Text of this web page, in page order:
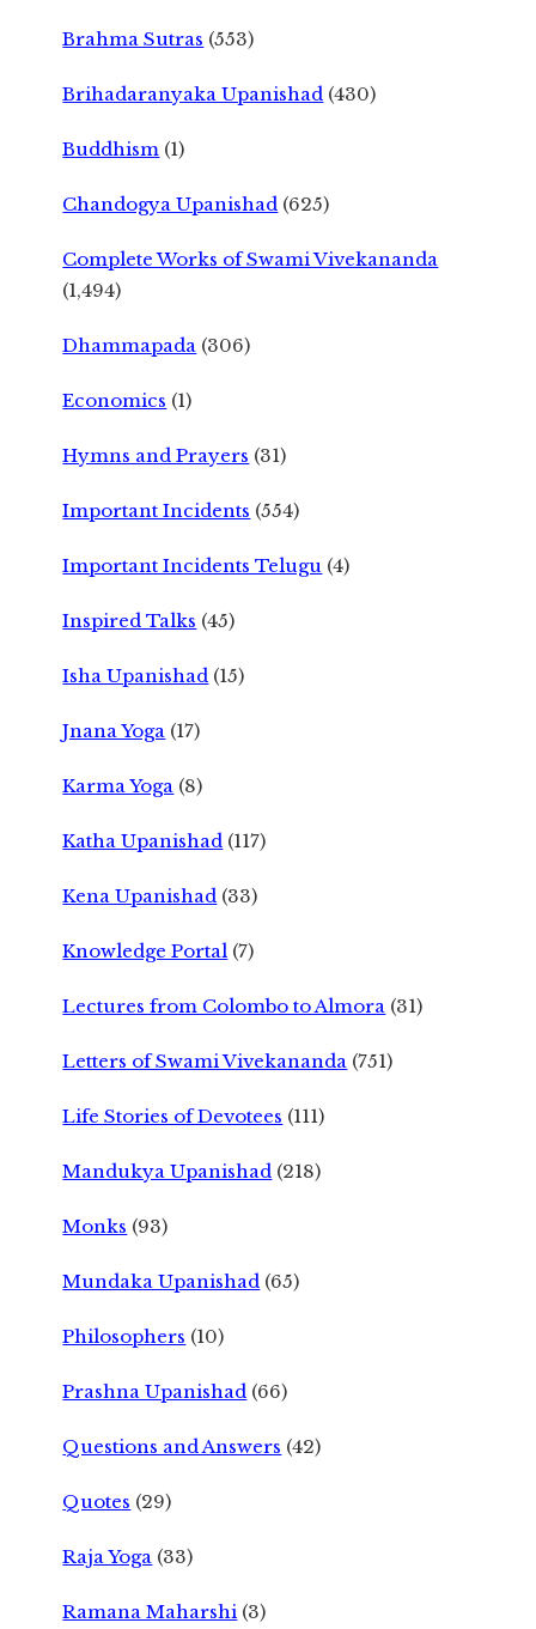
Brahma Sutras (553)
Brihadaranyaka Upanishad (430)
Buddhism (1)
Chandogya Upanishad (625)
Complete Works of Swami Vivekananda
(1,494)
Dhammapada (306)
Economics (1)
Hymns and Prayers (31)
Important Incidents (554)
Important Incidents Telugu (4)
Inspired Talks (45)
Isha Upanishad (15)
Jnana Yoga (17)
Karma Yoga (8)
Katha Upanishad (117)
Kena Upanishad (33)
Knowledge Portal (7)
Lectures from Colombo to Almora (31)
Letters of Swami Vivekananda (751)
Life Stories of Devotees (111)
Mandukya Upanishad (218)
Monks (93)
Mundaka Upanishad (65)
Philosophers (10)
Prashna Upanishad (66)
Questions and Answers (42)
Quotes (29)
Raja Yoga (33)
Ramana Maharshi (3)